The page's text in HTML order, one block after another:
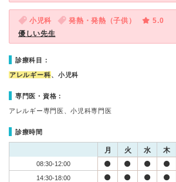
小児科 発熱・発熱（子供）
5.0
優しい先生
診療科目：
アレルギー科、小児科
専門医・資格：
アレルギー専門医、小児科専門医
診療時間
月 火 水 木
08:30-12:00
14:30-18:00